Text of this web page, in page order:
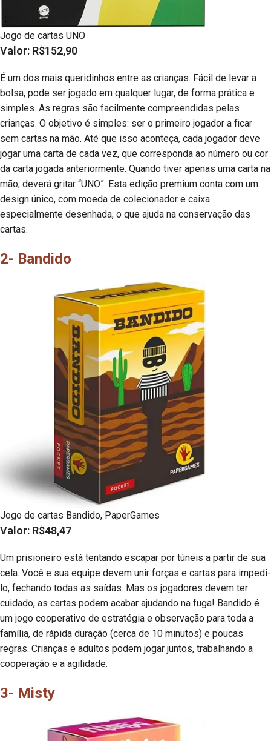
Jogo de cartas UNO
Valor: R$152,90
É um dos mais queridinhos entre as crianças. Fácil de levar a
bolsa, pode ser jogado em qualquer lugar, de forma prática e
simples. As regras são facilmente compreendidas pelas
crianças. O objetivo é simples: ser o primeiro jogador a ficar
sem cartas na mão. Até que isso aconteça, cada jogador deve
jogar uma carta de cada vez, que corresponda ao número ou cor
da carta jogada anteriormente. Quando tiver apenas uma carta na
mão, deverá gritar “UNO”. Esta edição premium conta com um
design único, com moeda de colecionador e caixa
especialmente desenhada, o que ajuda na conservação das
cartas.
2- Bandido
Jogo de cartas Bandido, PaperGames
Valor: R$48,47
Um prisioneiro está tentando escapar por túneis a partir de sua
cela. Você e sua equipe devem unir forças e cartas para impedi-
lo, fechando todas as saídas. Mas os jogadores devem ter
cuidado, as cartas podem acabar ajudando na fuga! Bandido é
um jogo cooperativo de estratégia e observação para toda a
família, de rápida duração (cerca de 10 minutos) e poucas
regras. Crianças e adultos podem jogar juntos, trabalhando a
cooperação e a agilidade.
3- Misty